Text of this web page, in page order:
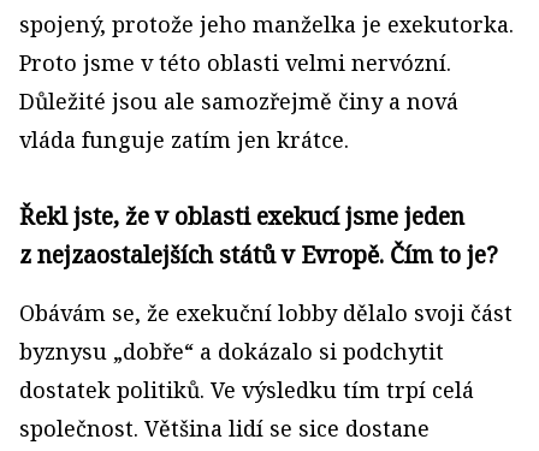
spojený, protože jeho manželka je exekutorka.
Proto jsme v této oblasti velmi nervózní.
Důležité jsou ale samozřejmě činy a nová
vláda funguje zatím jen krátce.
Řekl jste, že v oblasti exekucí jsme jeden
z nejzaostalejších států v Evropě. Čím to je?
Obávám se, že exekuční lobby dělalo svoji část
byznysu „dobře“ a dokázalo si podchytit
dostatek politiků. Ve výsledku tím trpí celá
společnost. Většina lidí se sice dostane